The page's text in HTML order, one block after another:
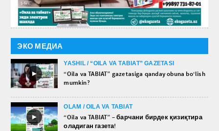
ЭКО МЕДИА
►
YASHIL / “OILA VA TABIAT” GAZETASI
“Oila va TABIAT” gazetasiga qanday obuna bo‘lish
mumkin?
►
OLAM / OILA VA TABIAT
“Oila va TABIAT” – барчани бирдек қизиқтира
оладиган газета!